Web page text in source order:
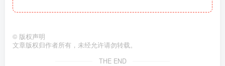
© 版权声明
文章版权归作者所有，未经允许请勿转载。
THE END